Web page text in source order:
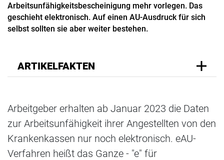
Arbeitsunfähigkeitsbescheinigung mehr vorlegen. Das
geschieht elektronisch. Auf einen AU-Ausdruck für sich
selbst sollten sie aber weiter bestehen.
ARTIKELFAKTEN
Arbeitgeber erhalten ab Januar 2023 die Daten
zur Arbeitsunfähigkeit ihrer Angestellten von den
Krankenkassen nur noch elektronisch. eAU-
Verfahren heißt das Ganze - "e" für